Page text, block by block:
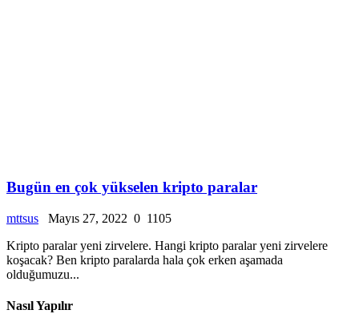
Bugün en çok yükselen kripto paralar
mttsus Mayıs 27, 2022 0 1105
Kripto paralar yeni zirvelere. Hangi kripto paralar yeni zirvelere
koşacak? Ben kripto paralarda hala çok erken aşamada
olduğumuzu...
Nasıl Yapılır